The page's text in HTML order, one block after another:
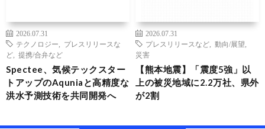
2026.07.31
テクノロジー
プレスリリースな
ど
提携/合弁など
Spectee、気候テックスター
トアップのAquniaと高精度な
洪水予測技術を共同開発へ
2026.07.31
プレスリリースなど
動向/展望
災害
【熊本地震】「震度5強」以
上の被災地域に2.2万社、県外
が2割